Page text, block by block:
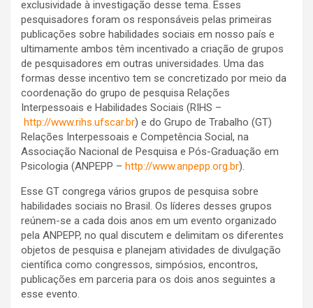
exclusividade à investigação desse tema. Esses
pesquisadores foram os responsáveis pelas primeiras
publicações sobre habilidades sociais em nosso país e
ultimamente ambos têm incentivado a criação de grupos
de pesquisadores em outras universidades. Uma das
formas desse incentivo tem se concretizado por meio da
coordenação do grupo de pesquisa Relações
Interpessoais e Habilidades Sociais (RIHS –
http://www.rihs.ufscar.br) e do Grupo de Trabalho (GT)
Relações Interpessoais e Competência Social, na
Associação Nacional de Pesquisa e Pós-Graduação em
Psicologia (ANPEPP – http://www.anpepp.org.br).
Esse GT congrega vários grupos de pesquisa sobre
habilidades sociais no Brasil. Os líderes desses grupos
reúnem-se a cada dois anos em um evento organizado
pela ANPEPP, no qual discutem e delimitam os diferentes
objetos de pesquisa e planejam atividades de divulgação
científica como congressos, simpósios, encontros,
publicações em parceria para os dois anos seguintes a
esse evento.